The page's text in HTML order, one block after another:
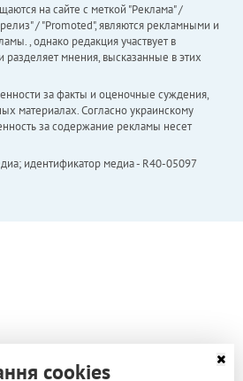
на сайте с меткой "Реклама" /
/ "Promoted", являются рекламными и
, однако редакция участвует в
разделяет мнения, высказанные в этих
за факты и оценочные суждения,
материалах. Согласно украинскому
за содержание рекламы несет
идентификатор медиа - R40-05097
cookies